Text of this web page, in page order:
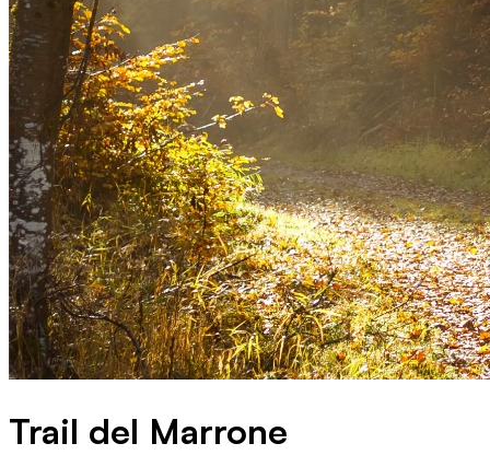
Trail del Marrone